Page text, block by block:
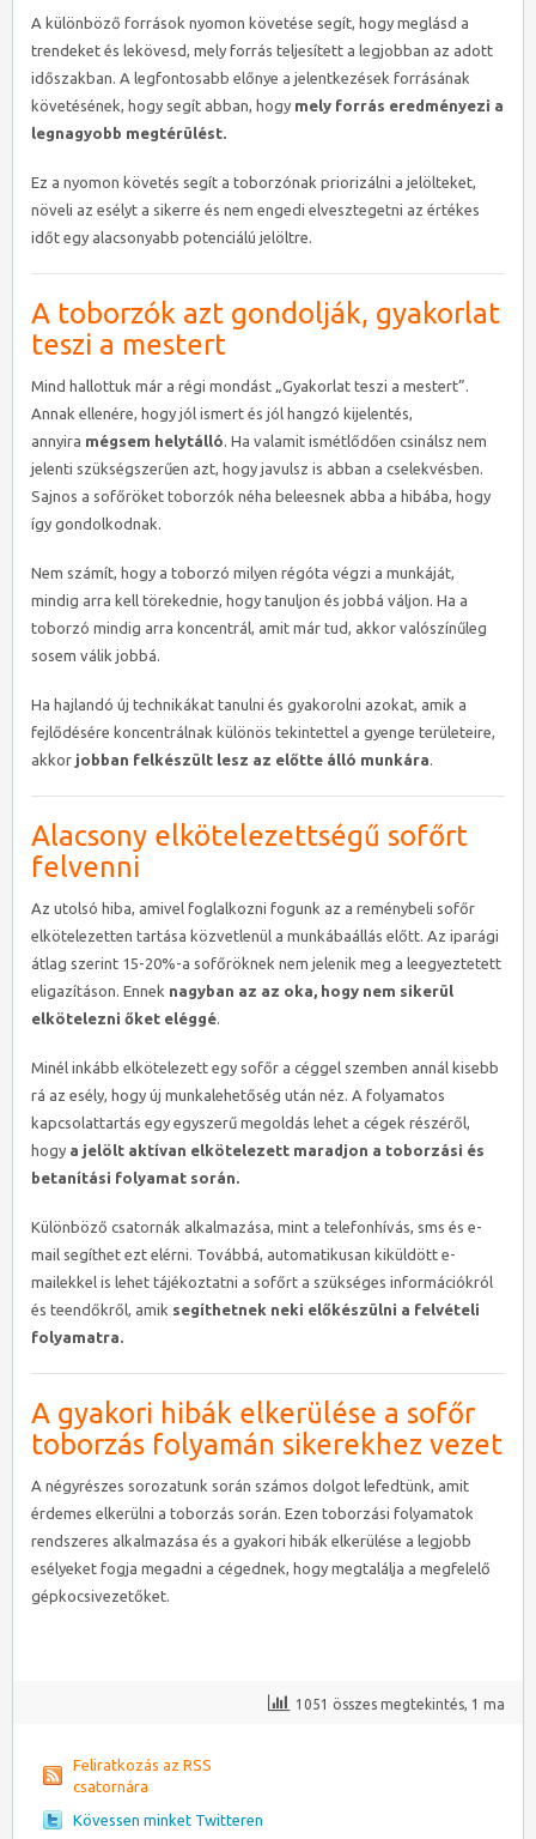
A különböző források nyomon követése segít, hogy meglásd a
trendeket és lekövesd, mely forrás teljesített a legjobban az adott
időszakban. A legfontosabb előnye a jelentkezések forrásának
követésének, hogy segít abban, hogy mely forrás eredményezi a
legnagyobb megtérülést.
Ez a nyomon követés segít a toborzónak priorizálni a jelölteket,
növeli az esélyt a sikerre és nem engedi elvesztegetni az értékes
időt egy alacsonyabb potenciálú jelöltre.
A toborzók azt gondolják, gyakorlat
teszi a mestert
Mind hallottuk már a régi mondást „Gyakorlat teszi a mestert”.
Annak ellenére, hogy jól ismert és jól hangzó kijelentés,
annyira mégsem helytálló. Ha valamit ismétlődően csinálsz nem
jelenti szükségszerűen azt, hogy javulsz is abban a cselekvésben.
Sajnos a sofőröket toborzók néha beleesnek abba a hibába, hogy
így gondolkodnak.
Nem számít, hogy a toborzó milyen régóta végzi a munkáját,
mindig arra kell törekednie, hogy tanuljon és jobbá váljon. Ha a
toborzó mindig arra koncentrál, amit már tud, akkor valószínűleg
sosem válik jobbá.
Ha hajlandó új technikákat tanulni és gyakorolni azokat, amik a
fejlődésére koncentrálnak különös tekintettel a gyenge területeire,
akkor jobban felkészült lesz az előtte álló munkára.
Alacsony elkötelezettségű sofőrt
felvenni
Az utolsó hiba, amivel foglalkozni fogunk az a reménybeli sofőr
elkötelezetten tartása közvetlenül a munkábaállás előtt. Az iparági
átlag szerint 15-20%-a sofőröknek nem jelenik meg a leegyeztetett
eligazításon. Ennek nagyban az az oka, hogy nem sikerül
elkötelezni őket eléggé.
Minél inkább elkötelezett egy sofőr a céggel szemben annál kisebb
rá az esély, hogy új munkalehetőség után néz. A folyamatos
kapcsolattartás egy egyszerű megoldás lehet a cégek részéről,
hogy a jelölt aktívan elkötelezett maradjon a toborzási és
betanítási folyamat során.
Különböző csatornák alkalmazása, mint a telefonhívás, sms és e-
mail segíthet ezt elérni. Továbbá, automatikusan kiküldött e-
mailekkel is lehet tájékoztatni a sofőrt a szükséges információkról
és teendőkről, amik segíthetnek neki előkészülni a felvételi
folyamatra.
A gyakori hibák elkerülése a sofőr
toborzás folyamán sikerekhez vezet
A négyrészes sorozatunk során számos dolgot lefedtünk, amit
érdemes elkerülni a toborzás során. Ezen toborzási folyamatok
rendszeres alkalmazása és a gyakori hibák elkerülése a legjobb
esélyeket fogja megadni a cégednek, hogy megtalálja a megfelelő
gépkocsivezetőket.
1051 összes megtekintés, 1 ma
Feliratkozás az RSS
csatornára
Kövessen minket Twitteren